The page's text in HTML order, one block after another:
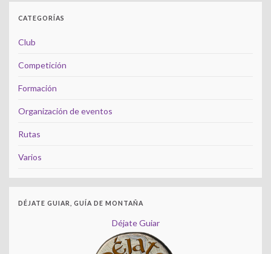
CATEGORÍAS
Club
Competición
Formación
Organización de eventos
Rutas
Varios
DÉJATE GUIAR, GUÍA DE MONTAÑA
Déjate Guiar